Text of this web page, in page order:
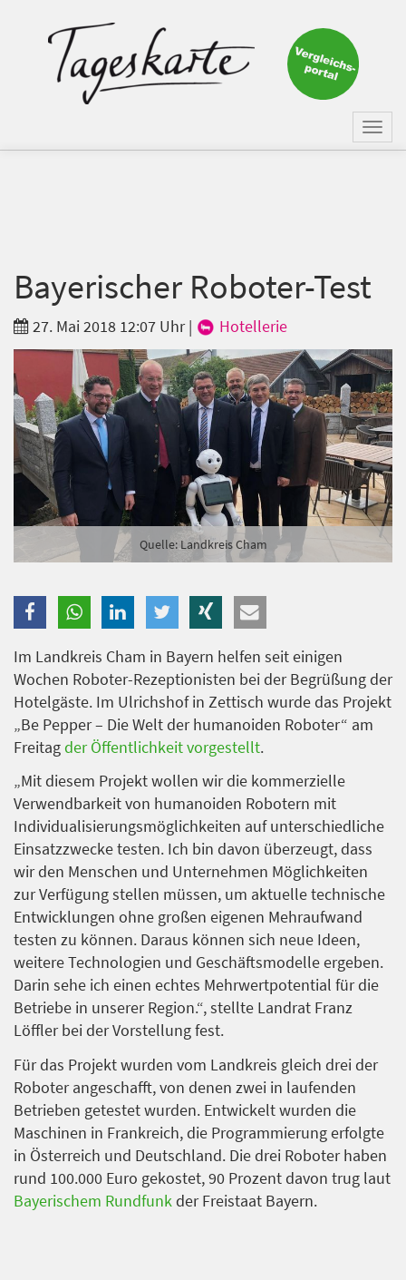
Bayerischer Roboter-Test
27. Mai 2018 12:07 Uhr| Hotellerie
Quelle: Landkreis Cham
Im Landkreis Cham in Bayern helfen seit einigen
Wochen Roboter-Rezeptionisten bei der Begrüßung der
Hotelgäste. Im Ulrichshof in Zettisch wurde das Projekt
„Be Pepper – Die Welt der humanoiden Roboter“ am
Freitagder Öffentlichkeit vorgestellt.
„Mit diesem Projekt wollen wir die kommerzielle
Verwendbarkeit von humanoiden Robotern mit
Individualisierungsmöglichkeiten auf unterschiedliche
Einsatzzwecke testen. Ich bin davon überzeugt, dass
wir den Menschen und Unternehmen Möglichkeiten
zur Verfügung stellen müssen, um aktuelle technische
Entwicklungen ohne großen eigenen Mehraufwand
testen zu können. Daraus können sich neue Ideen,
weitere Technologien und Geschäftsmodelle ergeben.
Darin sehe ich einen echtes Mehrwertpotential für die
Betriebe in unserer Region.“, stellte Landrat Franz
Löffler bei der Vorstellung fest.
Für das Projekt wurden vom Landkreis gleich drei der
Roboter angeschafft, von denen zwei in laufenden
Betrieben getestet wurden. Entwickelt wurden die
Maschinen in Frankreich, die Programmierung erfolgte
in Österreich und Deutschland. Die drei Roboter haben
rund 100.000 Euro gekostet, 90 Prozent davon trug laut
Bayerischem Rundfunkder Freistaat Bayern.
Keine Nachricht mehr
verpassen!
E-Mail*
Branche
Ich möchte folgende Newsletter erhalten
Tageskarte-Newsletter (gegen 8.30 Uhr)
Ich habe dieDatenschutzerklärungzur Kenntnis
Anmelden Danke, heute nicht